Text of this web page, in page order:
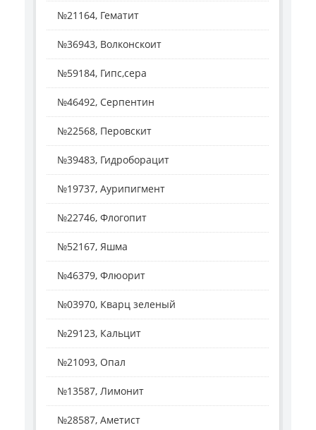
№21164, Гематит
№36943, Волконскоит
№59184, Гипс,сера
№46492, Серпентин
№22568, Перовскит
№39483, Гидроборацит
№19737, Аурипигмент
№22746, Флогопит
№52167, Яшма
№46379, Флюорит
№03970, Кварц зеленый
№29123, Кальцит
№21093, Опал
№13587, Лимонит
№28587, Аметист